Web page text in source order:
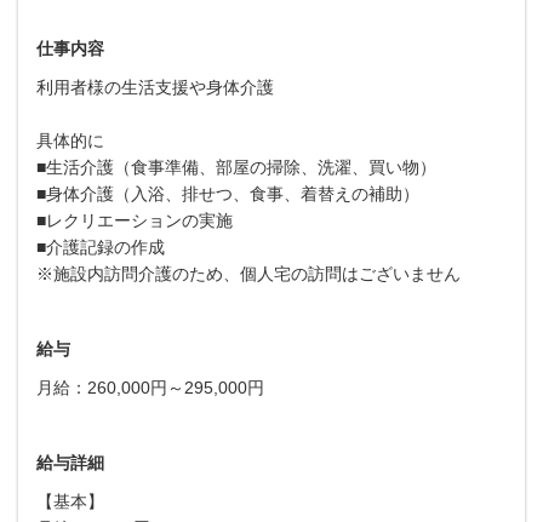
仕事内容
利用者様の生活支援や身体介護
具体的に
■⽣活介護（⾷事準備、部屋の掃除、洗濯、買い物）
■⾝体介護（⼊浴、排せつ、⾷事、着替えの補助）
■レクリエーションの実施
■介護記録の作成
※施設内訪問介護のため、個人宅の訪問はございません
給与
月給：260,000円～295,000円
給与詳細
【基本】